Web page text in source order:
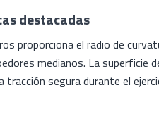
destacadas
proporciona el radio de
medianos. La superficie
segura durante el